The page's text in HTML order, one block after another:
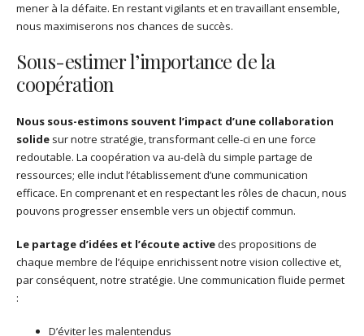
mener à la défaite. En restant vigilants et en travaillant ensemble,
nous maximiserons nos chances de succès.
Sous-estimer l’importance de la
coopération
Nous sous-estimons souvent l’impact d’une collaboration
solide sur notre stratégie, transformant celle-ci en une force
redoutable. La coopération va au-delà du simple partage de
ressources; elle inclut l’établissement d’une communication
efficace. En comprenant et en respectant les rôles de chacun, nous
pouvons progresser ensemble vers un objectif commun.
Le partage d’idées et l’écoute activedes propositions de
chaque membre de l’équipe enrichissent notre vision collective et,
par conséquent, notre stratégie. Une communication fluide permet
:
D’éviter les malentendus